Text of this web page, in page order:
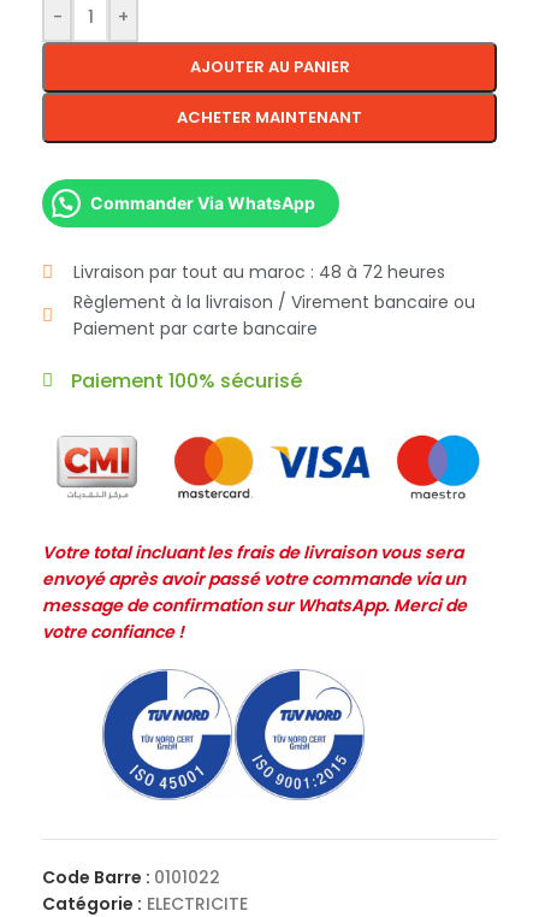
- +
AJOUTER AU PANIER
ACHETER MAINTENANT
Commander Via WhatsApp
Livraison par tout au maroc : 48 à 72 heures
Règlement à la livraison / Virement bancaire ou
Paiement par carte bancaire
Paiement 100% sécurisé
Votre total incluant les frais de livraison vous sera
envoyé après avoir passé votre commande via un
message de confirmation sur WhatsApp. Merci de
votre confiance !
Code Barre : 0101022
Catégorie : ELECTRICITE